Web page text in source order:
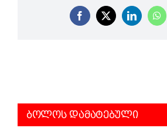
Facebook
X LinkedIn
ᲑᲝᲚᲝᲡ ᲓᲐᲛᲐᲢᲔᲑᲣᲚᲘ